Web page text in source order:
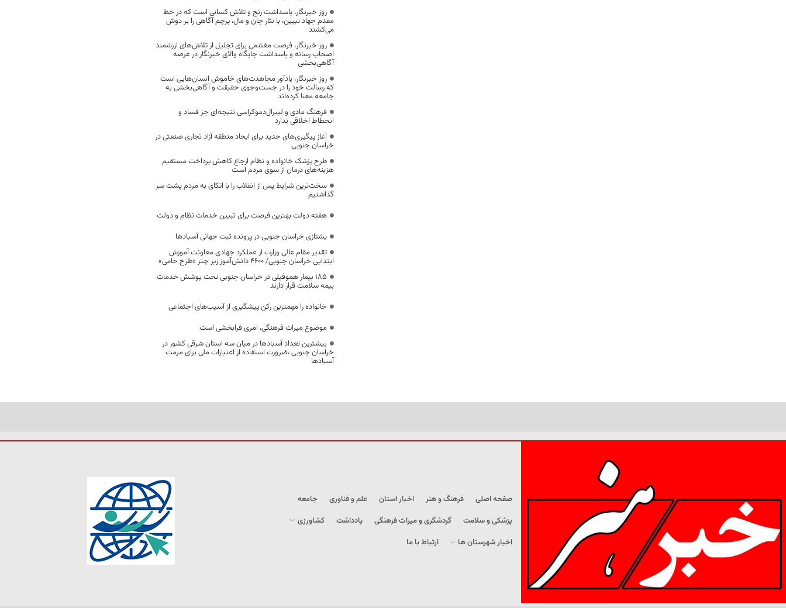
روز خبرنگار، پاسداشت رنج و تلاش کسانی است که در خط
مقدم جهاد تبیین، با نثار جان و مال، پرچم آگاهی را بر دوش
می‌کشند
روز خبرنگار، فرصت مغتنمی برای تجلیل از تلاش‌های ارزشمند
اصحاب رسانه و پاسداشت جایگاه والای خبرنگار در عرصه
آگاهی‌بخشی
روز خبرنگار، یادآور مجاهدت‌های خاموش انسان‌هایی است
که رسالت خود را در جست‌وجوی حقیقت و آگاهی‌بخشی به
جامعه معنا کرده‌اند
فرهنگ مادی و لیبرال‌دموکراسی نتیجه‌ای جز فساد و
انحطاط اخلاقی ندارد
آغاز پیگیری‌های جدید برای ایجاد منطقه آزاد تجاری صنعتی در
خراسان جنوبی
طرح پزشک خانواده و نظام ارجاع کاهش پرداخت مستقیم
هزینه‌های درمان از سوی مردم است
سخت‌ترین شرایط پس از انقلاب را با اتکای به مردم پشت سر
گذاشتیم
هفته دولت بهترین فرصت برای تبیین خدمات نظام و دولت
یشتازی خراسان جنوبی در پرونده ثبت جهانی آسبادها
تقدیر مقام عالی وزارت از عملکرد جهادی معاونت آموزش
ابتدایی خراسان جنوبی/ ۴۶۰۰ دانش‌آموز زیر چتر «طرح حامی»
۱۸۵ بیمار هموفیلی در خراسان جنوبی تحت پوشش خدمات
بیمه سلامت قرار دارند
خانواده را مهمترین رکن پیشگیری از آسیب‌های اجتماعی
موضوع میراث فرهنگی، امری فرابخشی است
بیشترین تعداد آسبادها در میان سه استان شرقی کشور در
خراسان جنوبی ،ضرورت استفاده از اعتبارات ملی برای مرمت
آسبادها
صفحه اصلی فرهنگ و هنر اخبار استان علم و فناوری
جامعه
پزشکی و سلامت
گردشگری و میراث فرهنگی یادداشت
کشاورزی
اخبار شهرستان ها
ارتباط با ما